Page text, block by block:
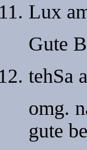
Lux
Gute
tehSa
omg.
gute